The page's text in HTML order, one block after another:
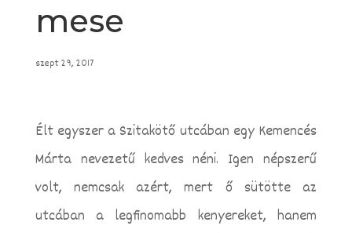
mese
szept 29, 2017
Élt egyszer a Szitakötő utcában egy Kemencés
Márta nevezetű kedves néni. Igen népszerű
volt, nemcsak azért, mert ő sütötte az
utcában a legfinomabb kenyereket, hanem